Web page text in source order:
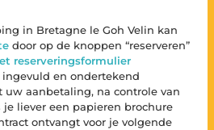
in Bretagne le Goh Velin kan
door op de knoppen “reserveren”
reserveringsformulier
en ondertekend
aanbetaling, na controle van
liever een papieren brochure
ontvangt voor je volgende